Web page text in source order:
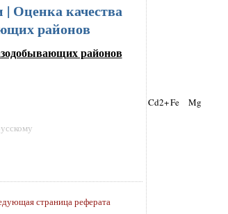
| Оценка качества
районов
районов
страница реферата
Cd2+Fe Mg